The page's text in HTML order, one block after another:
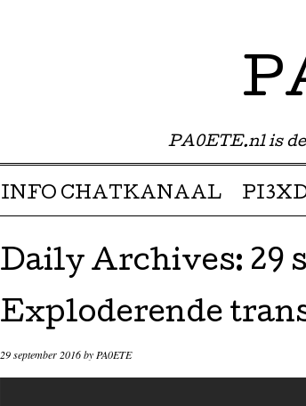
PA0ETE.nl is
Menu ☰
Skip to content
INFO CHATKANAAL
Daily Archives: 29
Exploderende
29 september 2016by PA0ETE